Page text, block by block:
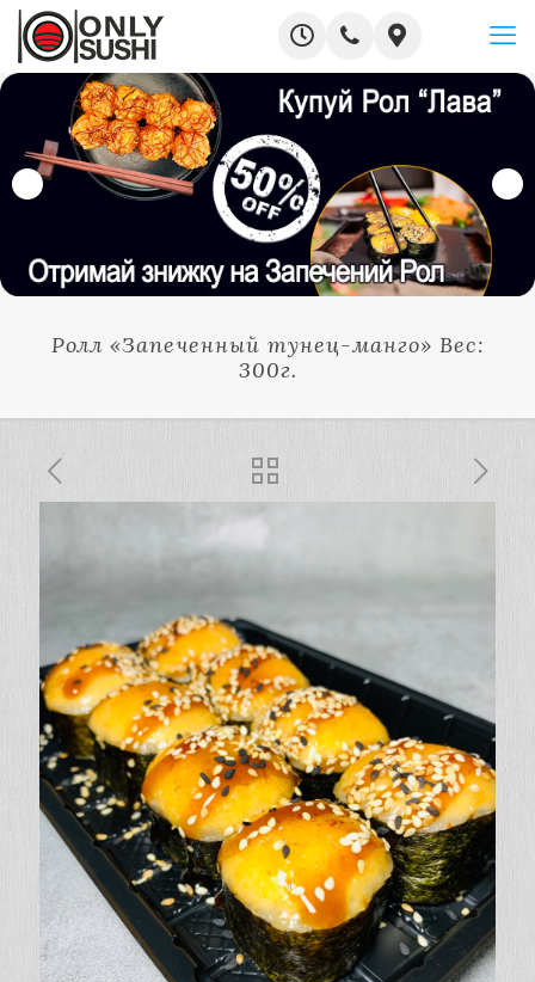
Ролл «Запеченный тунец-манго» Вес:
300г.